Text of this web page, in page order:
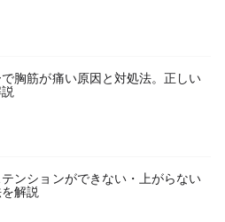
胸筋が痛い原因と対処法。正しい
ンションができない・上がらない
解説